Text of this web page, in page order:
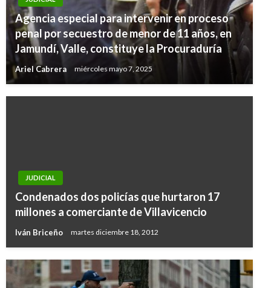
Agencia especial para intervenir en proceso
penal por secuestro de menor de 11 años, en
Jamundí, Valle, constituye la Procuraduría
Ariel Cabrera miércoles mayo 7, 2025
JUDICIAL
Condenados dos policías que hurtaron 17
millones a comerciante de Villavicencio
Iván Briceño martes diciembre 18, 2012